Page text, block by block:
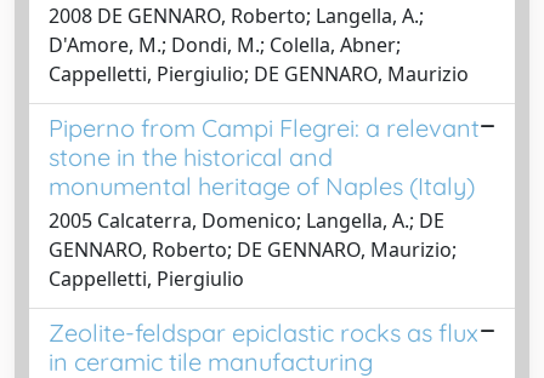
2008 DE GENNARO, Roberto; Langella, A.;
D'Amore, M.; Dondi, M.; Colella, Abner;
Cappelletti, Piergiulio; DE GENNARO, Maurizio
Piperno from Campi Flegrei: a relevant
stone in the historical and
monumental heritage of Naples (Italy)
2005 Calcaterra, Domenico; Langella, A.; DE
GENNARO, Roberto; DE GENNARO, Maurizio;
Cappelletti, Piergiulio
Zeolite-feldspar epiclastic rocks as flux
in ceramic tile manufacturing